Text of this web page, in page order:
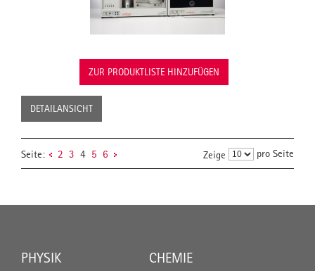
ZUR PRODUKTLISTE HINZUFÜGEN
DETAILANSICHT
Seite: 2 3 4 5 6 Zeige pro Seite
PHYSIK CHEMIE